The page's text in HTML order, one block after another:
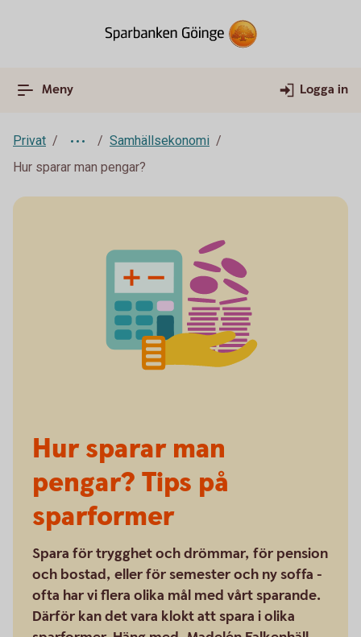
Meny Logga in
Privat
Samhällsekonomi
Hur sparar man pengar?
Hur sparar man
pengar? Tips på
sparformer
Spara för trygghet och drömmar, för pension
och bostad, eller för semester och ny soffa -
ofta har vi flera olika mål med vårt sparande.
Därför kan det vara klokt att spara i olika